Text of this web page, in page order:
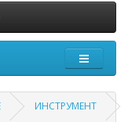
ИНСТРУМЕНТ